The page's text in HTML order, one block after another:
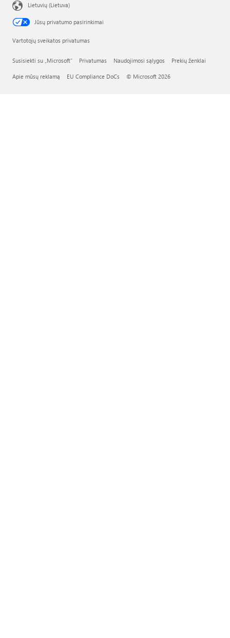
Lietuvių (Lietuva)
Jūsų privatumo pasirinkimai
Vartotojų sveikatos privatumas
Susisiekti su „Microsoft“ Privatumas Naudojimosi sąlygos Prekių ženklai
Apie mūsų reklamą EU Compliance DoCs © Microsoft 2026